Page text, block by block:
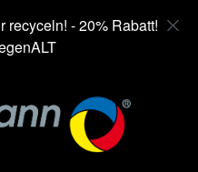
recyceln! - 20% Rabatt!